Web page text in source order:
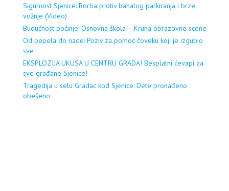
Sigurnost Sjenice: Borba protiv bahatog parkiranja i brze
vožnje (Video)
Budućnost počinje: Osnovna škola – Kruna obrazovne scene
Od pepela do nade: Poziv za pomoć čoveku koji je izgubio
sve
EKSPLOZIJA UKUSA U CENTRU GRADA! Besplatni ćevapi za
sve građane Sjenice!
Tragedija u selu Gradac kod Sjenice: Dete pronađeno
obešeno